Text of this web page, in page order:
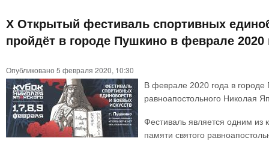
Х Открытый фестиваль спортивных
пройдёт в городе Пушкино в феврале 2020
Опубликовано 5 февраля 2020, 10:30
В феврале 2020 года в городе
равноапостольного Николая
Фестиваль является одним из
памяти святого